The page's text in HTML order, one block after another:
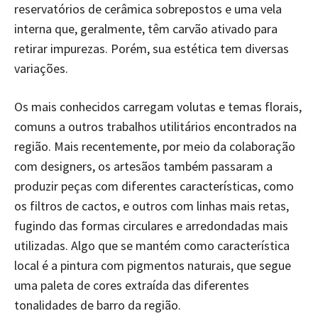
reservatórios de cerâmica sobrepostos e uma vela
interna que, geralmente, têm carvão ativado para
retirar impurezas. Porém, sua estética tem diversas
variações.
Os mais conhecidos carregam volutas e temas florais,
comuns a outros trabalhos utilitários encontrados na
região. Mais recentemente, por meio da colaboração
com designers, os artesãos também passaram a
produzir peças com diferentes características, como
os filtros de cactos, e outros com linhas mais retas,
fugindo das formas circulares e arredondadas mais
utilizadas. Algo que se mantém como característica
local é a pintura com pigmentos naturais, que segue
uma paleta de cores extraída das diferentes
tonalidades de barro da região.